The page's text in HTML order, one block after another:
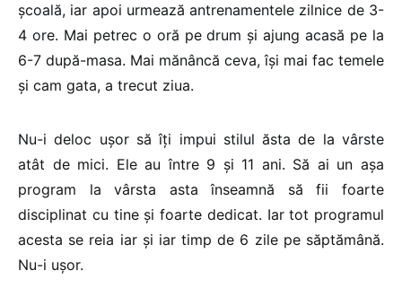
școală, iar apoi urmează antrenamentele zilnice de 3-
4 ore. Mai petrec o oră pe drum și ajung acasă pe la
6-7 după-masa. Mai mănâncă ceva, își mai fac temele
și cam gata, a trecut ziua.
Nu-i deloc ușor să îți impui stilul ăsta de la vârste
atât de mici. Ele au între 9 și 11 ani. Să ai un așa
program la vârsta asta înseamnă să fii foarte
disciplinat cu tine și foarte dedicat. Iar tot programul
acesta se reia iar și iar timp de 6 zile pe săptămână.
Nu-i ușor.